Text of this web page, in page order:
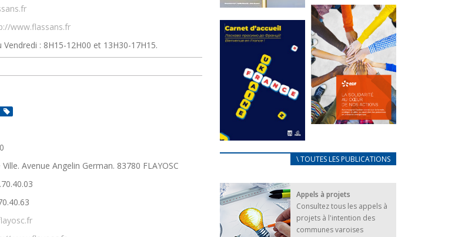
www.flassans.fr
Vendredi : 8H15-12H00 et 13H30-17H15.
Avenue Angelin German. 83780 FLAYOSC
Statut de
l’élu local
Mise à jour avril
2024
FEUILLETER
La
prévention
des conflits
d’intérêts
18 septembre 2023
FEUILLETER
au coeur de
nos actions
FEUILLETER
FRANÇAIS/UKRAINIEN
25 avril 2022
Afin
d’accompagner
au mieux les
\ TOUTES LES PUBLICATIONS
Appels à projets
Consultez tous les appels à
projets à l'intention des
communes varoises